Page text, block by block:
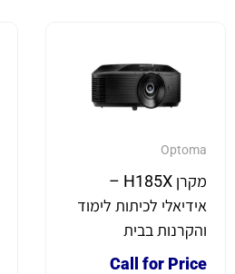
Optoma
מקרן H185X –
אידיאלי לכיתות לימוד
והקרנות בבית
Call for Price